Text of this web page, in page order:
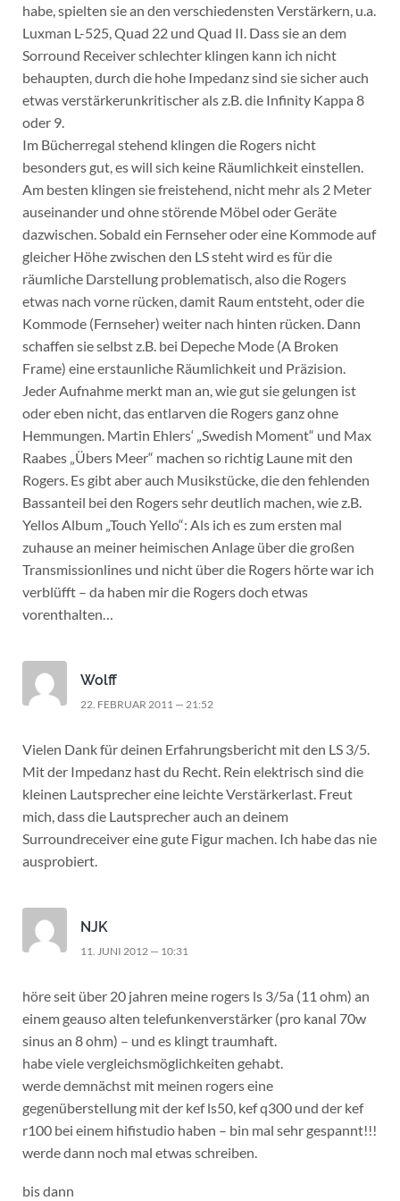
habe, spielten sie an den verschiedensten Verstärkern, u.a.
Luxman L-525, Quad 22 und Quad II. Dass sie an dem
Sorround Receiver schlechter klingen kann ich nicht
behaupten, durch die hohe Impedanz sind sie sicher auch
etwas verstärkerunkritischer als z.B. die Infinity Kappa 8
oder 9.
Im Bücherregal stehend klingen die Rogers nicht
besonders gut, es will sich keine Räumlichkeit einstellen.
Am besten klingen sie freistehend, nicht mehr als 2 Meter
auseinander und ohne störende Möbel oder Geräte
dazwischen. Sobald ein Fernseher oder eine Kommode auf
gleicher Höhe zwischen den LS steht wird es für die
räumliche Darstellung problematisch, also die Rogers
etwas nach vorne rücken, damit Raum entsteht, oder die
Kommode (Fernseher) weiter nach hinten rücken. Dann
schaffen sie selbst z.B. bei Depeche Mode (A Broken
Frame) eine erstaunliche Räumlichkeit und Präzision.
Jeder Aufnahme merkt man an, wie gut sie gelungen ist
oder eben nicht, das entlarven die Rogers ganz ohne
Hemmungen. Martin Ehlers‘ „Swedish Moment“ und Max
Raabes „Übers Meer“ machen so richtig Laune mit den
Rogers. Es gibt aber auch Musikstücke, die den fehlenden
Bassanteil bei den Rogers sehr deutlich machen, wie z.B.
Yellos Album „Touch Yello“: Als ich es zum ersten mal
zuhause an meiner heimischen Anlage über die großen
Transmissionlines und nicht über die Rogers hörte war ich
verblüfft – da haben mir die Rogers doch etwas
vorenthalten…
Wolff
22. FEBRUAR 2011 — 21:52
Vielen Dank für deinen Erfahrungsbericht mit den LS 3/5.
Mit der Impedanz hast du Recht. Rein elektrisch sind die
kleinen Lautsprecher eine leichte Verstärkerlast. Freut
mich, dass die Lautsprecher auch an deinem
Surroundreceiver eine gute Figur machen. Ich habe das nie
ausprobiert.
NJK
11. JUNI 2012 — 10:31
höre seit über 20 jahren meine rogers ls 3/5a (11 ohm) an
einem geauso alten telefunkenverstärker (pro kanal 70w
sinus an 8 ohm) – und es klingt traumhaft.
habe viele vergleichsmöglichkeiten gehabt.
werde demnächst mit meinen rogers eine
gegenüberstellung mit der kef ls50, kef q300 und der kef
r100 bei einem hifistudio haben – bin mal sehr gespannt!!!
werde dann noch mal etwas schreiben.
bis dann